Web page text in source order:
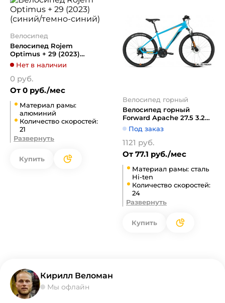
Велосипед
Велосипед Rojem
Optimus + 29 (2023)
(синий/темно-синий)
Нет в наличии
0 руб.
От 0 руб./мес
Материал рамы:
алюминий
Количество скоростей:
21
Развернуть
Купить
Велосипед горный
Велосипед горный
Forward Apache 27.5 3.2
HD р.17 2022 (бирюзовый/
оранжевый)
Под заказ
1121 руб.
От 77.1 руб./мес
Материал рамы: сталь
Hi-ten
Количество скоростей:
24
Развернуть
Купить
Кирилл Веломан
Мы офлайн